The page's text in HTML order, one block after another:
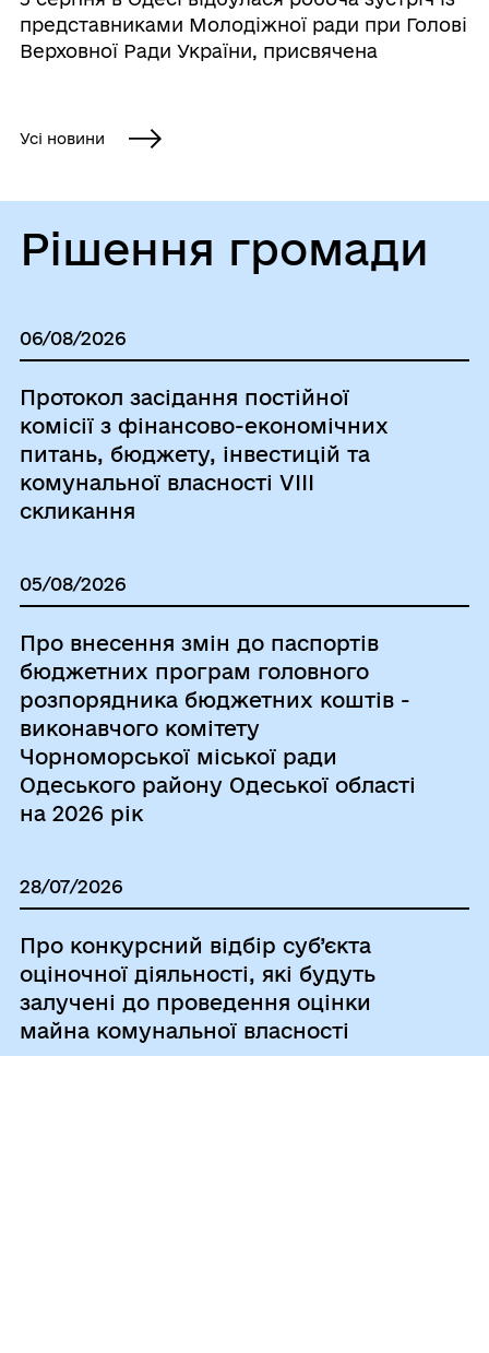
представниками Молодіжної ради при Голові
Верховної Ради України, присвячена
«Молодіжний центр м. Чорноморська»...
Усі новини
Рішення громади
06/08/2026
Протокол засідання постійної
комісії з фінансово-економічних
питань, бюджету, інвестицій та
комунальної власності VІІІ
скликання
05/08/2026
Про внесення змін до паспортів
бюджетних програм головного
розпорядника бюджетних коштів -
виконавчого комітету
Чорноморської міської ради
Одеського району Одеської області
на 2026 рік
28/07/2026
Про конкурсний відбір суб’єкта
оціночної діяльності, які будуть
залучені до проведення оцінки
майна комунальної власності